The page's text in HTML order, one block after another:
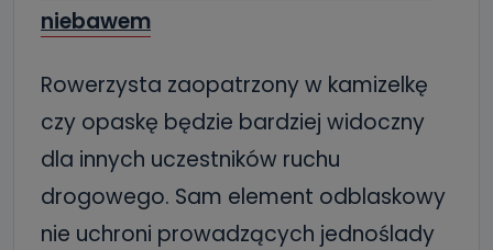
niebawem
Rowerzysta zaopatrzony w kamizelkę
czy opaskę będzie bardziej widoczny
dla innych uczestników ruchu
drogowego. Sam element odblaskowy
nie uchroni prowadzących jednoślady